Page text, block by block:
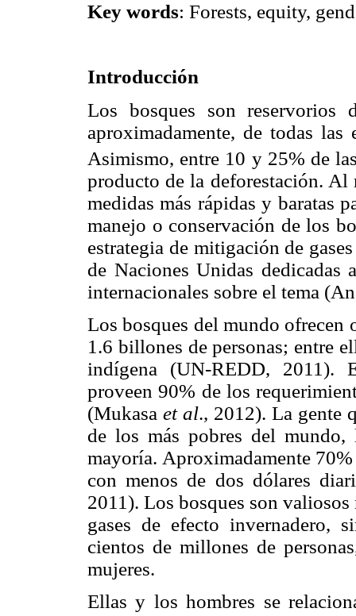
Key words: Forests, equity,
Introducción
Los bosques son reservorios
aproximadamente, de todas
Asimismo, entre 10 y 25% de
producto de la deforestación. Al
medidas más rápidas y baratas
manejo o conservación de los
estrategia de mitigación de
de Naciones Unidas
internacionales sobre el tema
Los bosques del mundo ofrecen
1.6 billones de personas; entre
indígena (UN-REDD, 2011).
proveen 90% de los
(Mukasa et al., 2012). La gente
de los más pobres del
mayoría. Aproximadamente
con menos de dos dólares
2011). Los bosques son
gases de efecto invernadero,
cientos de millones de
mujeres.
Ellas y los hombres se